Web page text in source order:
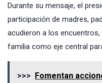
Durante su mensaje, el
participación de madres,
acudieron a los
familia como eje central
>>> Fomentan